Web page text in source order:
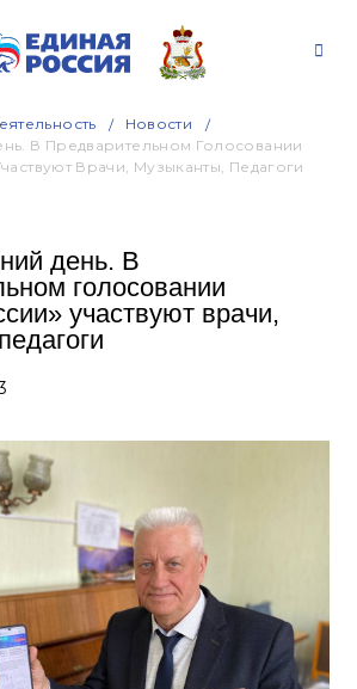
Новости
В Предварительном Голосовании
Врачи, Музыканты, Педагоги
день. В
голосовании
участвуют врачи,